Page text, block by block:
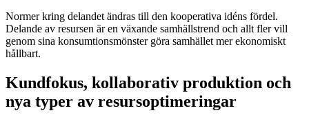
Normer kring delandet ändras till den kooperativa idéns fördel.
Delande av resursen är en växande samhällstrend och allt fler vill
genom sina konsumtionsmönster göra samhället mer ekonomiskt
hållbart.
Kundfokus, kollaborativ produktion och
nya typer av resursoptimeringar